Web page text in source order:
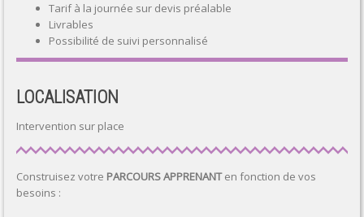
Tarif à la journée sur devis préalable
Livrables
Possibilité de suivi personnalisé
LOCALISATION
Intervention sur place
Construisez votre PARCOURS APPRENANTen fonction de vos
besoins :